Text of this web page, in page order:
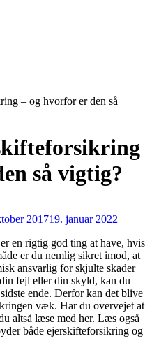
så vigtig?
201719. januar 2022
en rigtig god ting at have, hvis
er du nemlig sikret imod, at
ansvarlig for skjulte skader
fejl eller din skyld, kan du
ende. Derfor kan det blive
væk. Har du overvejet at
altså læse med her. Læs også
både ejerskifteforsikring og